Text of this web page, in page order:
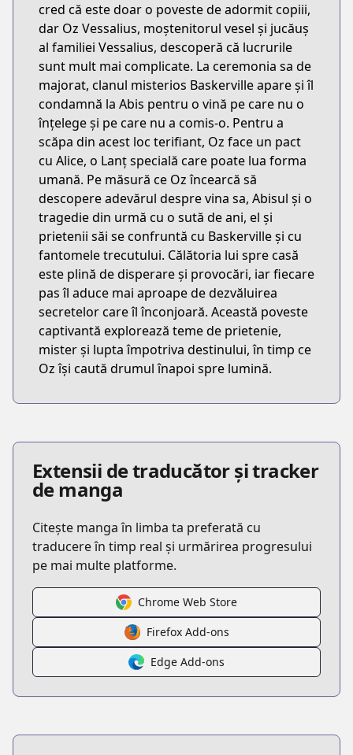
cred că este doar o poveste de adormit copiii,
dar Oz Vessalius, moștenitorul vesel și jucăuș
al familiei Vessalius, descoperă că lucrurile
sunt mult mai complicate. La ceremonia sa de
majorat, clanul misterios Baskerville apare și îl
condamnă la Abis pentru o vină pe care nu o
înțelege și pe care nu a comis-o. Pentru a
scăpa din acest loc terifiant, Oz face un pact
cu Alice, o Lanț specială care poate lua forma
umană. Pe măsură ce Oz încearcă să
descopere adevărul despre vina sa, Abisul și o
tragedie din urmă cu o sută de ani, el și
prietenii săi se confruntă cu Baskerville și cu
fantomele trecutului. Călătoria lui spre casă
este plină de disperare și provocări, iar fiecare
pas îl aduce mai aproape de dezvăluirea
secretelor care îl înconjoară. Această poveste
captivantă explorează teme de prietenie,
mister și lupta împotriva destinului, în timp ce
Oz își caută drumul înapoi spre lumină.
Extensii de traducător și tracker
de manga
Citește manga în limba ta preferată cu
traducere în timp real și urmărirea progresului
pe mai multe platforme.
Chrome Web Store
Firefox Add-ons
Edge Add-ons